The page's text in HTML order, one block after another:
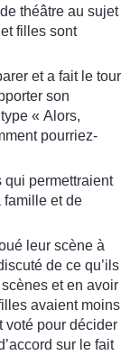
théâtre au sujet
filles sont
et a fait le tour
son
« Alors,
pourriez-
qui permettraient
famille et de
leur scène à
de ce qu’ils
et en avoir
avaient moins
voté pour décider
sur le fait